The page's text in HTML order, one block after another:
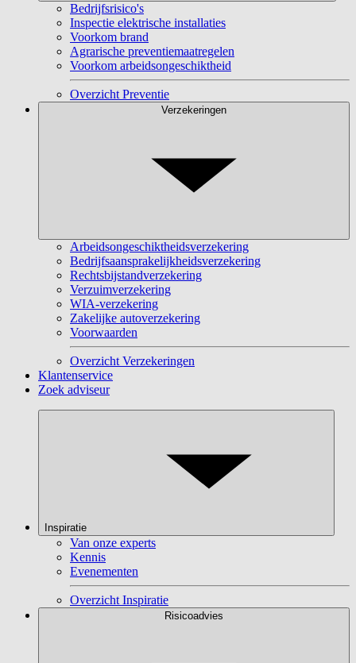
Bedrijfsrisico's
Inspectie elektrische installaties
Voorkom brand
Agrarische preventiemaatregelen
Voorkom arbeidsongeschiktheid
Overzicht Preventie
Verzekeringen
Arbeidsongeschiktheidsverzekering
Bedrijfsaansprakelijkheidsverzekering
Rechtsbijstandverzekering
Verzuimverzekering
WIA-verzekering
Zakelijke autoverzekering
Voorwaarden
Overzicht Verzekeringen
Klantenservice
Zoek adviseur
Inspiratie
Van onze experts
Kennis
Evenementen
Overzicht Inspiratie
Risicoadvies